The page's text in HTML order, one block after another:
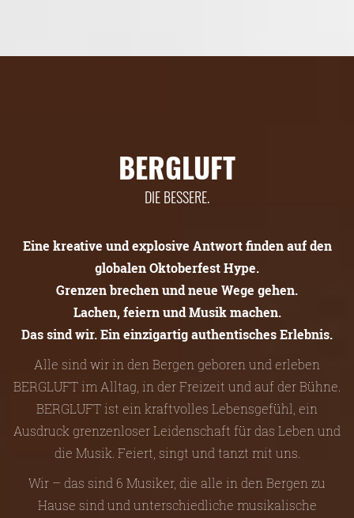
BERGLUFT
DIE BESSERE.
Eine kreative und explosive Antwort finden auf den
globalen Oktoberfest Hype.
Grenzen brechen und neue Wege gehen.
Lachen, feiern und Musik machen.
Das sind wir. Ein einzigartig authentisches Erlebnis.
Alle sind wir in den Bergen geboren und erleben
BERGLUFT im Alltag, in der Freizeit und auf der Bühne.
BERGLUFT ist ein kraftvolles Lebensgefühl, ein
Ausdruck grenzenloser Leidenschaft für das Leben und
die Musik. Feiert, singt und tanzt mit uns.
Wir – das sind 6 Musiker, die alle in den Bergen zu
Hause sind und unterschiedliche musikalische